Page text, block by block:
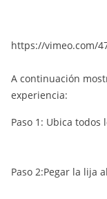
https://vimeo.com/
A continuación
experiencia:
Paso 1: Ubica
Paso 2:Pegar la lija